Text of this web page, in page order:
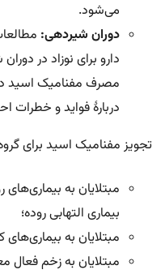
می‌شود.
دوران شیردهی:
دارو برای نوزاد در
مصرف مفنامیک اسید
دربارۀ فواید و خطرات
تجویز مفنامیک اسید برای
مبتلایان به بیماری‌های
بیماری التهابی روده؛
مبتلایان به بیماری‌های
مبتلایان به زخم فعال